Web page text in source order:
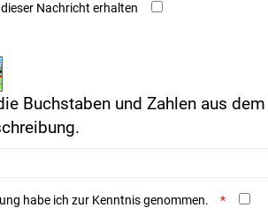
Nachricht erhalten
Buchstaben und Zahlen aus
habe ich zur Kenntnis genommen.